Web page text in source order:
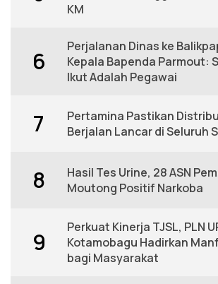
KM
6
Perjalanan Dinas ke
Kepala Bapenda Parmout:
Ikut Adalah Pegawai
7
Pertamina Pastikan
Berjalan Lancar di Seluruh
8
Hasil Tes Urine, 28 ASN
Moutong Positif Narkoba
9
Perkuat Kinerja TJSL, PLN
Kotamobagu Hadirkan
bagi Masyarakat